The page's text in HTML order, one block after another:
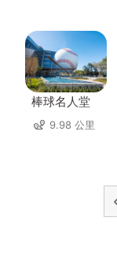
棒球名人堂
9.98 公里